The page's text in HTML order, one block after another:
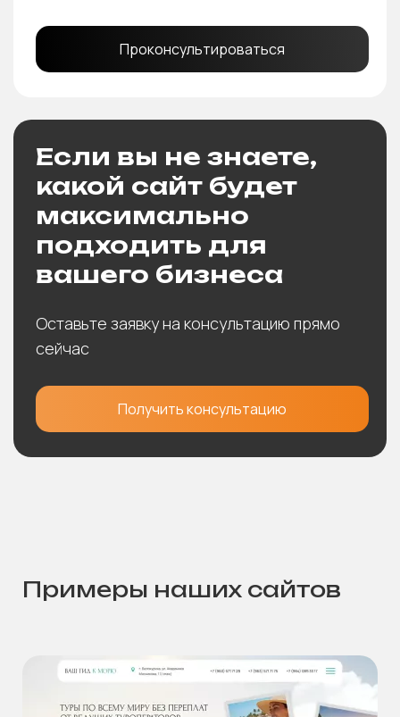
Проконсультироваться
Если вы не знаете,
какой сайт будет
максимально
подходить для
вашего бизнеса
Оставьте заявку на консультацию прямо
сейчас
Получить консультацию
Примеры наших сайтов